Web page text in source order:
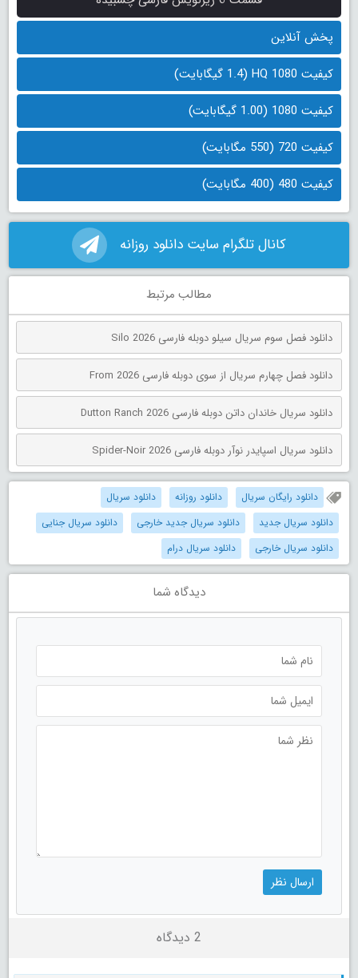
پخش آنلاین
کیفیت 1080 HQ (1.4 گیگابایت)
کیفیت 1080 (1.00 گیگابایت)
کیفیت 720 (550 مگابایت)
کیفیت 480 (400 مگابایت)
کانال تلگرام سایت دانلود روزانه
مطالب مرتبط
دانلود فصل سوم سریال سیلو دوبله فارسی Silo 2026
دانلود فصل چهارم سریال از سوی دوبله فارسی From 2026
دانلود سریال خاندان داتن دوبله فارسی Dutton Ranch 2026
دانلود سریال اسپایدر نوآر دوبله فارسی Spider-Noir 2026
دانلود رایگان سریال دانلود روزانه
دانلود سریال
دانلود سریال جدید
دانلود سریال جدید خارجی
دانلود سریال جنایی
دانلود سریال خارجی
دانلود سریال درام
دیدگاه شما
2 دیدگاه